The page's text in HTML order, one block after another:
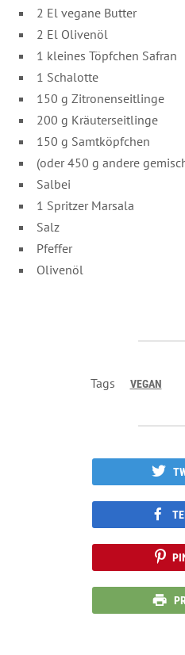
2 El vegane Butter
2 El Olivenöl
1 kleines Töpfchen Safran
1 Schalotte
150 g Zitronenseitlinge
200 g Kräuterseitlinge
150 g Samtköpfchen
(oder 450 g andere
Salbei
1 Spritzer Marsala
Salz
Pfeffer
Olivenöl
Tags VEGAN